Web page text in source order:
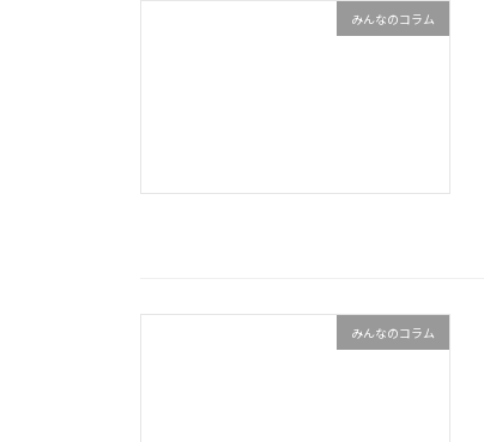
みんなのコラム
みんなのコラム